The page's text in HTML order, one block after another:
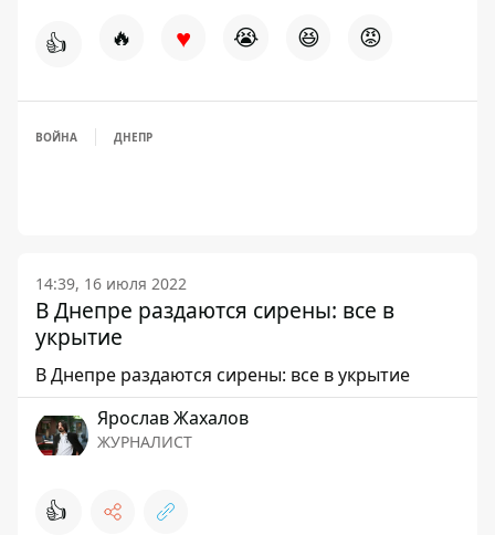
👍 🔥 ♥ 😭 😆 😡
ВОЙНА ДНЕПР
14:39, 16 июля 2022
В Днепре раздаются сирены: все в
укрытие
В Днепре раздаются сирены: все в укрытие
Ярослав Жахалов
ЖУРНАЛИСТ
👍